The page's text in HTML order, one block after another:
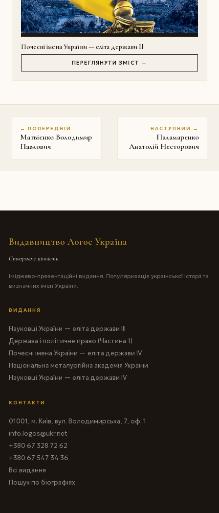
Почесні імена України — еліта держави II
ПЕРЕГЛЯНУТИ ЗМІСТ →
← ПОПЕРЕДНІЙ
Матвієнко Володимир
Павлович
НАСТУПНИЙ →
Паламаренко
Анатолій Несторович
Видавництво Логос Україна
Створюємо цінність
Іміджево-презентаційні видання. Популяризація української історії та
визначних імен України.
ВИДАННЯ
Науковці України — еліта держави III
Держава і політичне право (Частина 1)
Почесні імена України — еліта держави IV
Національна металургійна академія України
Науковці України — еліта держави IV
КОНТАКТИ
01001, м. Київ, вул. Володимирська, 7, оф. 1
info.logos@ukr.net
+380 67 328 72 62
+380 67 547 34 36
Всі видання
Пошук по біографіях